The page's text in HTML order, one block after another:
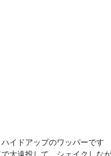
イドアップのワッパーです
大遠投して、シェイクしな